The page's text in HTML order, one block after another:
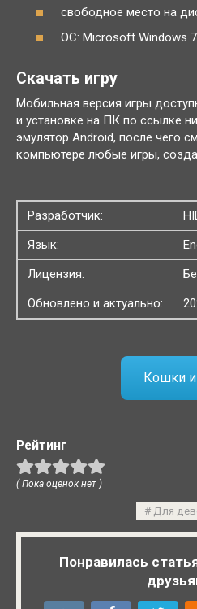
свободное место на
ОС: Microsoft Windows
Скачать игру
Мобильная версия игры
и установке на ПК по ссылке
эмулятор Android, после чего
компьютере любые игры,
Разработчик:
Язык:
Лицензия:
Обновлено и актуально:
Кошки и
Рейтинг
( Пока оценок нет )
Для
Понравилась